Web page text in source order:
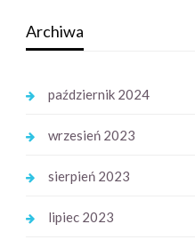
Archiwa
październik 2024
wrzesień 2023
sierpień 2023
lipiec 2023